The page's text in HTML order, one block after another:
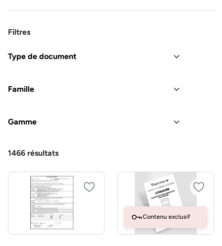
Filtres
Type de document
Famille
Gamme
1466 résultats
Contenu exclusif